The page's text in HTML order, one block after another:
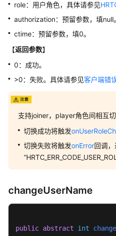
等
基
础
房
音
管
理
频
管
role：用户角色，具体请参见
authorization：预留参数，填null。
ctime：预留参数，填0。
【返回参数】
0：成功。
>0：失败。具体请参见客户端错
支持joiner，player角色间相互切
切换成功将触发
切换失败将触发onError回调
changeUserName
public abstract int